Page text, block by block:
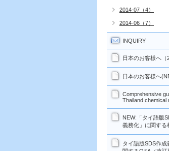
2014-07（4）
2014-06（7）
INQUIRY
日本のお客様へ（2
日本のお客様へ
Comprehensive
Thailand chemical
NEW:「タイ語版
義務化」に関する
タイ語版SDS作成